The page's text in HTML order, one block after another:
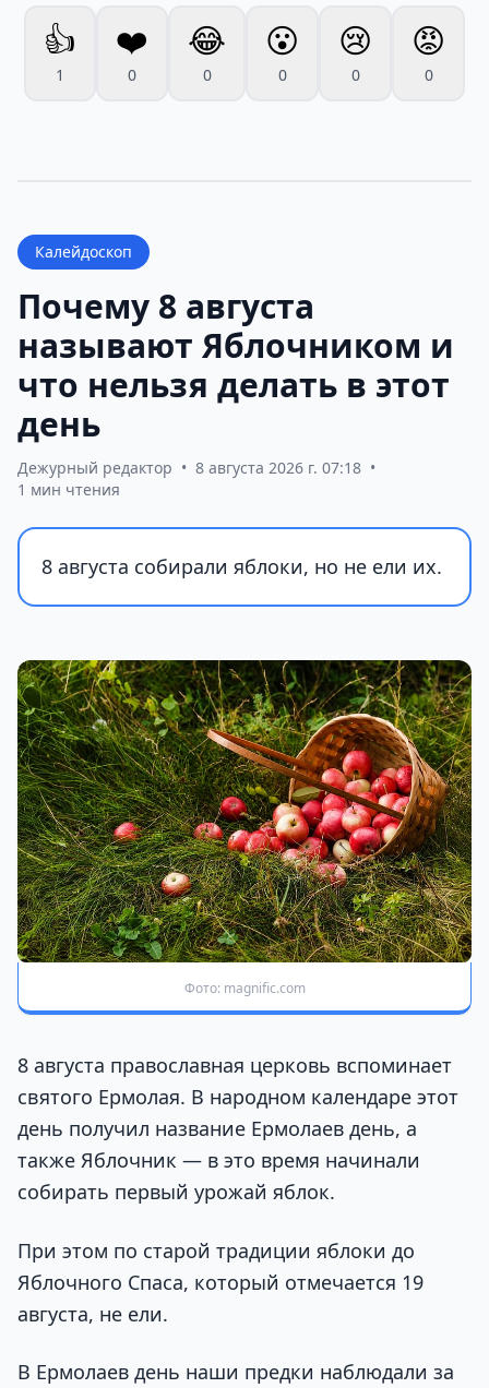
👍
1
❤️
0
😂
0
😮
0
😢
0
😡
0
Калейдоскоп
Почему 8 августа
называют Яблочником и
что нельзя делать в этот
день
Дежурный редактор • 8 августа 2026 г. 07:18 •
1 мин чтения
8 августа собирали яблоки, но не ели их.
Фото: magnific.com
8 августа православная церковь вспоминает
святого Ермолая. В народном календаре этот
день получил название Ермолаев день, а
также Яблочник — в это время начинали
собирать первый урожай яблок.
При этом по старой традиции яблоки до
Яблочного Спаса, который отмечается 19
августа, не ели.
В Ермолаев день наши предки наблюдали за